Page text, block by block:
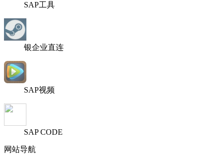
SAP工具
银企业直连
SAP视频
SAP CODE
网站导航